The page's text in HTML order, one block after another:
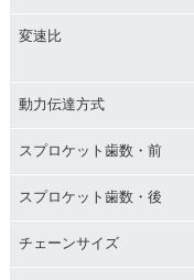
変速比
動力伝達方式
スプロケット歯数・前
スプロケット歯数・後
チェーンサイズ